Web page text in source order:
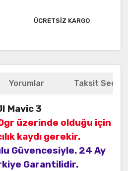
ÜCRETSİZ KARGO
Yorumlar Taksit
Mavic 3
üzerinde olduğu için
kaydı gerekir.
Güvencesiyle. 24 Ay
Garantilidir.